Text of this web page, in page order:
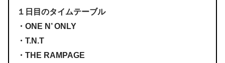
１日目のタイムテーブル
・ONE N’ ONLY
・T.N.T
・THE RAMPAGE